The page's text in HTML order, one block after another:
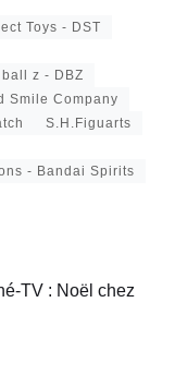
Toys - DST
z - DBZ
Smile Company
S.H.Figuarts
- Bandai Spirits
TV : Noël chez